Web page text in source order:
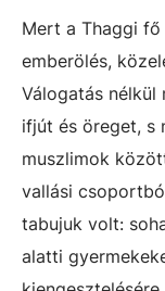
Mert a Thaggi
emberölés,
Válogatás
ifjút és öreget, s
muszlimok
vallási
tabujuk volt:
alatti